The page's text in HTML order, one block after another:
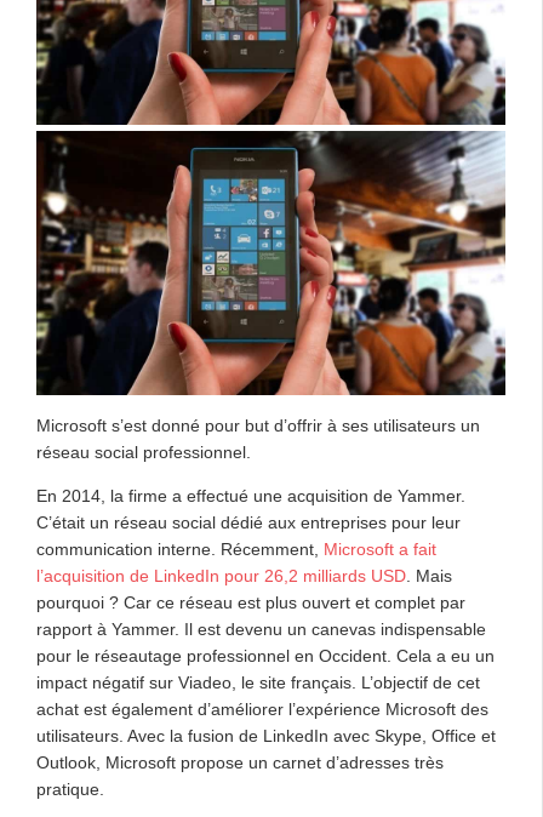
Microsoft s’est donné pour but d’offrir à ses utilisateurs un
réseau social professionnel.
En 2014, la firme a effectué une acquisition de Yammer.
C’était un réseau social dédié aux entreprises pour leur
communication interne. Récemment, Microsoft a fait
l’acquisition de LinkedIn pour 26,2 milliards USD . Mais
pourquoi ? Car ce réseau est plus ouvert et complet par
rapport à Yammer. Il est devenu un canevas indispensable
pour le réseautage professionnel en Occident. Cela a eu un
impact négatif sur Viadeo, le site français. L’objectif de cet
achat est également d’améliorer l’expérience Microsoft des
utilisateurs. Avec la fusion de LinkedIn avec Skype, Office et
Outlook, Microsoft propose un carnet d’adresses très
pratique.